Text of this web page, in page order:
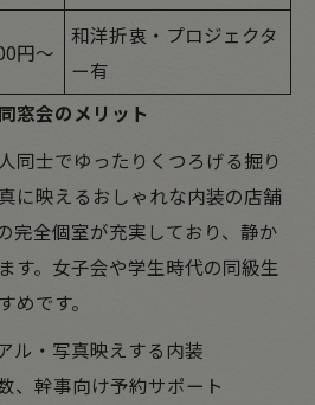
円～
和洋折衷・プロジェクタ
ー有
窓会のメリット
同士でゆったりくつろげる掘り
に映えるおしゃれな内装の店舗
完全個室が充実しており、静か
す。女子会や学生時代の同級生
めです。
ル・写真映えする内装
、幹事向け予約サポート